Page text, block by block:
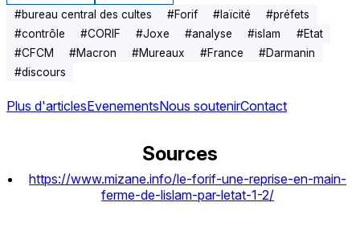
#bureau central des cultes #Forif #laïcité #préfets
#contrôle #CORIF #Joxe #analyse #islam #Etat
#CFCM #Macron #Mureaux #France #Darmanin
#discours
Plus d'articlesEvenementsNous soutenirContact
Sources
https://www.mizane.info/le-forif-une-reprise-en-main-
ferme-de-lislam-par-letat-1-2/